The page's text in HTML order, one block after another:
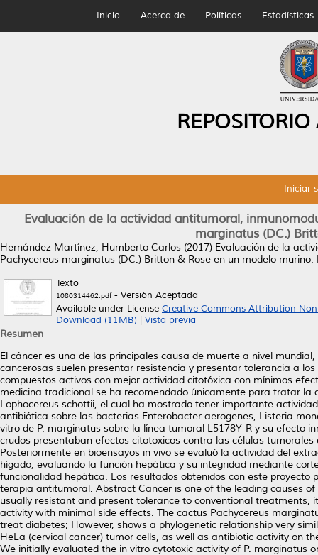
Inicio Acerca de Políticas Estadísticas
Iniciar
Evaluación de la actividad antitumoral,
marginatus (DC.)
Hernández Martínez, Humberto Carlos (2017) Evaluación de la
Pachycereus marginatus (DC.) Britton & Rose en un modelo murino.
Texto
1080314462.pdf- Versión Aceptada
Available under License Creative Commons Attribution
Download (11MB)
Vista previa
Resumen
El cáncer es una de las principales causa de muerte a nivel
cancerosas suelen presentar resistencia y presentar tolerancia a
compuestos activos con mejor actividad citotóxica con mínimos
medicina tradicional se ha recomendado únicamente para tratar
Lophocereus schottii, el cual ha mostrado tener importante
antibiótica sobre las bacterias Enterobacter aerogenes, Listeria
vitro de P. marginatus sobre la línea tumoral L5178Y-R y su efecto
crudos presentaban efectos citotoxicos contra las células
Posteriormente en bioensayos in vivo se evaluó la actividad del
hígado, evaluando la función hepática y su integridad mediante
funcionalidad hepática. Los resultados obtenidos con este
terapia antitumoral. Abstract Cancer is one of the leading causes
usually resistant and present tolerance to conventional
activity with minimal side effects. The cactus Pachycereus
treat diabetes; However, shows a phylogenetic relationship very
HeLa (cervical cancer) tumor cells, as well as antibiotic activity on
We initially evaluated the in vitro cytotoxic activity of P. marginatus